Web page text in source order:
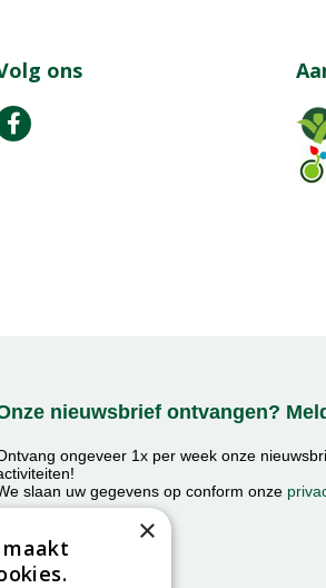
ons
nieuwsbrief ontvangen?
ongeveer 1x per week onze
slaan uw gegevens op conform onze
×